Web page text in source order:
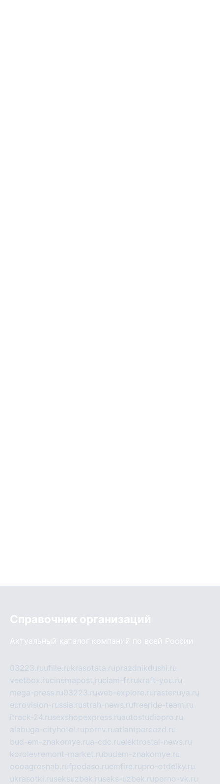
Справочник организаций
Актуальный каталог компаний по всей России
03223.ruufille.rukrasotata.ruprazdnikdushi.ru
veetbox.rucinemapost.ruciam-fr.rukraft-you.ru
mega-press.ru03223.ruweb-explore.ru rastenuya.ru
eurovision-russia.rustrah-news.rufreeride-team.ru
itrack-24.rusexshopexpress.ruautostudiopro.ru
alabuga-cityhotel.rupornv.ruatlantpereezd.ru
bud-em-znakomye.rua-cdc.ruelektrostal-news.ru
korolevremont-market.rubudem-znakomye.ru
oooagrosnab.rufpodaso.ruemfire.rupro-otdelky.ru
ukrasotki.ruseksuzbek.ruseks-uzbek.ruporno-vk.ru